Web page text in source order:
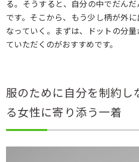
る。そうすると、自分の中でだん
です。そこから、もう少し柄が外
なっていく。まずは、ドットの分
ていただくのがおすすめです。
服のために自分を制約し
る女性に寄り添う一着